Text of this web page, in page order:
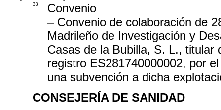
33
Convenio
– Convenio de colaboración de
Madrileño de Investigación y
Casas de la Bubilla, S. L., titular
registro ES281740000002, por
una subvención a dicha
CONSEJERÍA DE SANIDAD